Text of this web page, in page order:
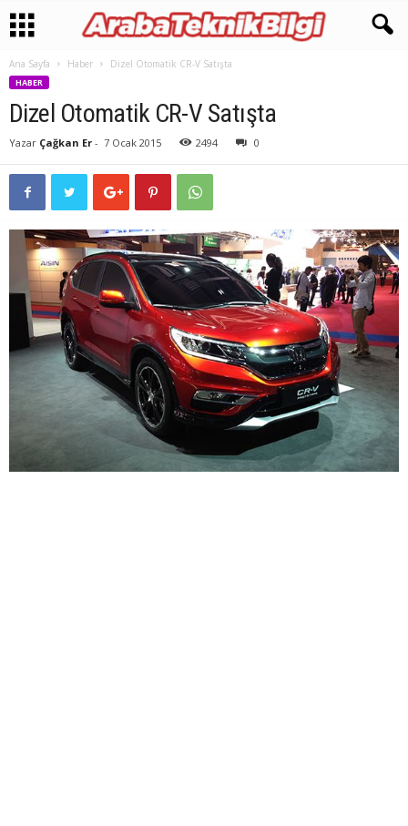
Ana Sayfa Haber Dizel Otomatik CR-V Satışta
HABER
Dizel Otomatik CR-V Satışta
Yazar Çağkan Er - 7 Ocak 2015 2494 0